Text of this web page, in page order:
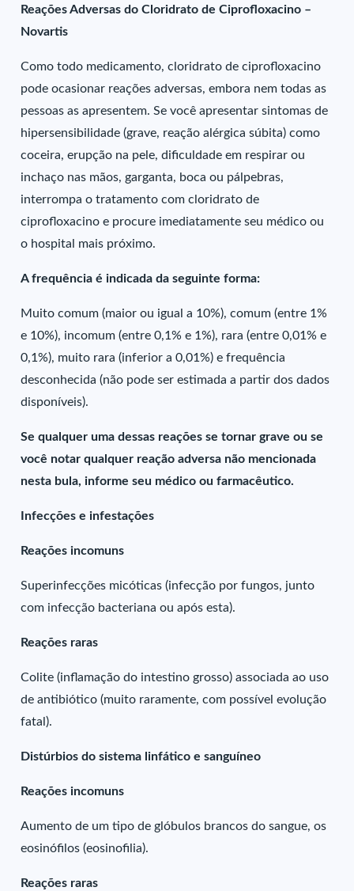
Reações Adversas do Cloridrato de Ciprofloxacino –
Novartis
Como todo medicamento, cloridrato de ciprofloxacino
pode ocasionar reações adversas, embora nem todas as
pessoas as apresentem. Se você apresentar sintomas de
hipersensibilidade (grave, reação alérgica súbita) como
coceira, erupção na pele, dificuldade em respirar ou
inchaço nas mãos, garganta, boca ou pálpebras,
interrompa o tratamento com cloridrato de
ciprofloxacino e procure imediatamente seu médico ou
o hospital mais próximo.
A frequência é indicada da seguinte forma:
Muito comum (maior ou igual a 10%), comum (entre 1%
e 10%), incomum (entre 0,1% e 1%), rara (entre 0,01% e
0,1%), muito rara (inferior a 0,01%) e frequência
desconhecida (não pode ser estimada a partir dos dados
disponíveis).
Se qualquer uma dessas reações se tornar grave ou se
você notar qualquer reação adversa não mencionada
nesta bula, informe seu médico ou farmacêutico.
Infecções e infestações
Reações incomuns
Superinfecções micóticas (infecção por fungos, junto
com infecção bacteriana ou após esta).
Reações raras
Colite (inflamação do intestino grosso) associada ao uso
de antibiótico (muito raramente, com possível evolução
fatal).
Distúrbios do sistema linfático e sanguíneo
Reações incomuns
Aumento de um tipo de glóbulos brancos do sangue, os
eosinófilos (eosinofilia).
Reações raras